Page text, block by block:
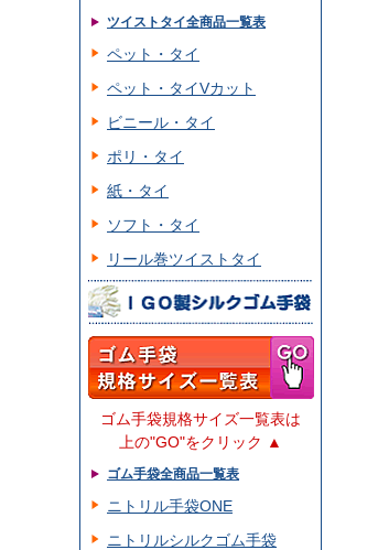
ツイストタイ全商品一覧表
ペット・タイ
ペット・タイVカット
ビニール・タイ
ポリ・タイ
紙・タイ
ソフト・タイ
リール巻ツイストタイ
ゴム手袋規格サイズ一覧表は
上の"GO"をクリック ▲
ゴム手袋全商品一覧表
ニトリル手袋ONE
ニトリルシルクゴム手袋